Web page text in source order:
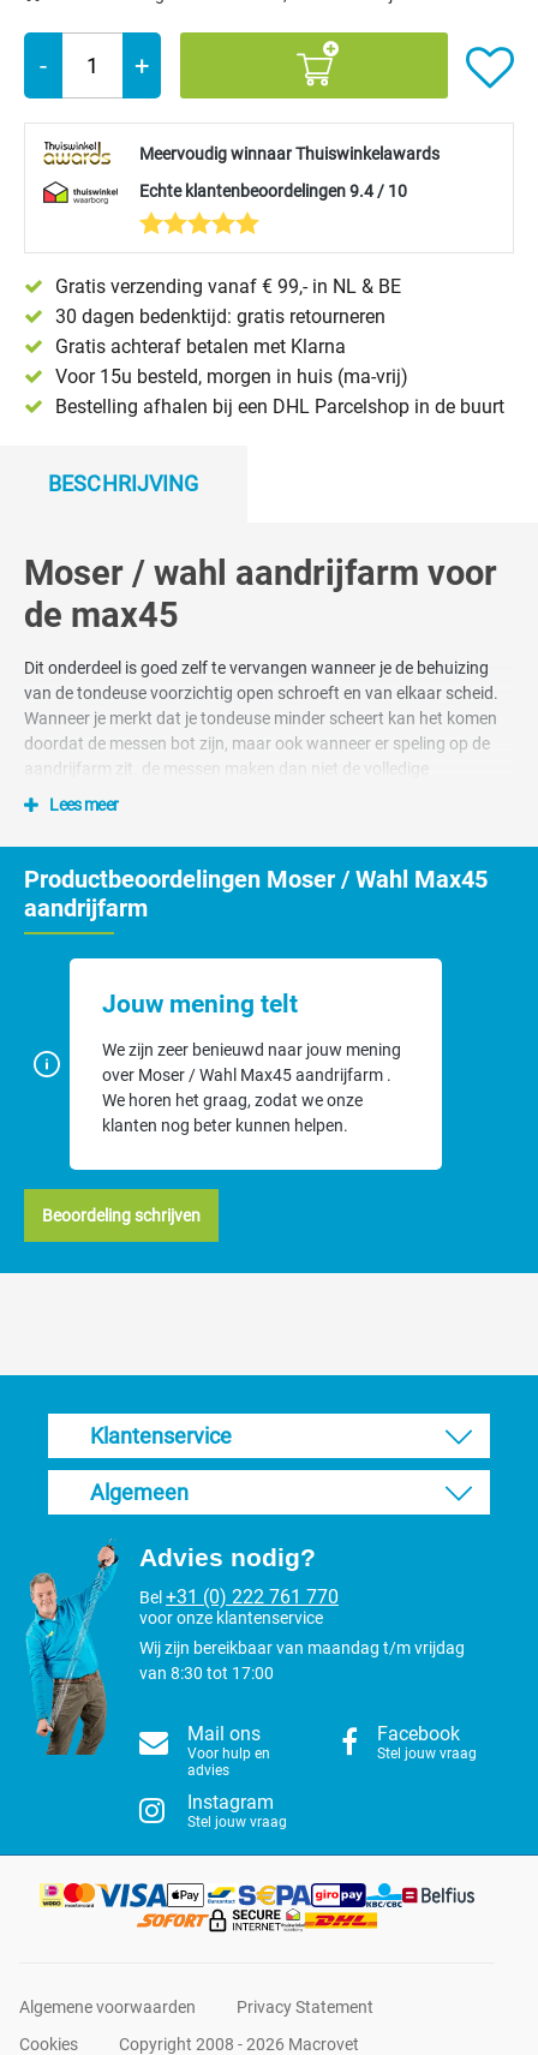
- +
Meervoudig winnaar Thuiswinkelawards
Echte klantenbeoordelingen 9.4 / 10
Gratis verzending vanaf € 99,- in NL & BE
30 dagen bedenktijd: gratis retourneren
Gratis achteraf betalen met Klarna
Voor 15u besteld, morgen in huis (ma-vrij)
Bestelling afhalen bij een DHL Parcelshop in de buurt
BESCHRIJVING
Moser / wahl aandrijfarm voor
de max45
Dit onderdeel is goed zelf te vervangen wanneer je de behuizing
van de tondeuse voorzichtig open schroeft en van elkaar scheid.
Wanneer je merkt dat je tondeuse minder scheert kan het komen
doordat de messen bot zijn, maar ook wanneer er speling op de
aandrijfarm zit. de messen maken dan niet de volledige
snijbeweging waardoor ze niet meer goed kunnen snijden.
Lees meer
Productbeoordelingen Moser / Wahl Max45
aandrijfarm
Jouw mening telt
We zijn zeer benieuwd naar jouw mening
over Moser / Wahl Max45 aandrijfarm .
We horen het graag, zodat we onze
klanten nog beter kunnen helpen.
Beoordeling schrijven
Klantenservice
Algemeen
Advies nodig?
Bel +31 (0) 222 761 770
voor onze klantenservice
Wij zijn bereikbaar van maandag t/m vrijdag
van 8:30 tot 17:00
Mail ons
Voor hulp en
advies
Facebook
Stel jouw vraag
Instagram
Stel jouw vraag
Algemene voorwaarden
Privacy Statement
Cookies
Copyright 2008 - 2026 Macrovet